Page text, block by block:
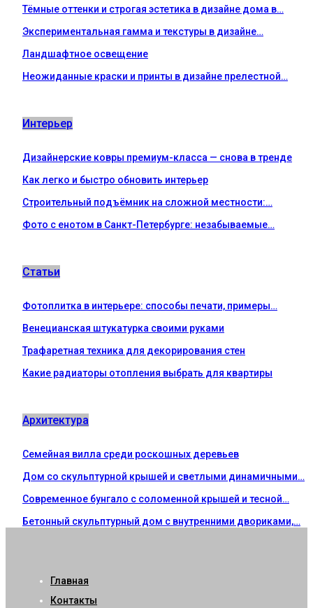
Тёмные оттенки и строгая эстетика в дизайне дома в…
Экспериментальная гамма и текстуры в дизайне…
Ландшафтное освещение
Неожиданные краски и принты в дизайне прелестной…
Интерьер
Дизайнерские ковры премиум-класса — снова в тренде
Как легко и быстро обновить интерьер
Строительный подъёмник на сложной местности:…
Фото с енотом в Санкт-Петербурге: незабываемые…
Статьи
Фотоплитка в интерьере: способы печати, примеры…
Венецианская штукатурка своими руками
Трафаретная техника для декорирования стен
Какие радиаторы отопления выбрать для квартиры
Архитектура
Семейная вилла среди роскошных деревьев
Дом со скульптурной крышей и светлыми динамичными…
Современное бунгало с соломенной крышей и тесной…
Бетонный скульптурный дом с внутренними двориками,…
Главная
Контакты